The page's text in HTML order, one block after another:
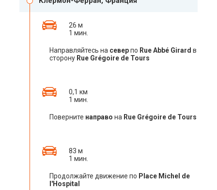
26 м
1 мин.
Направляйтесь на северпо Rue Abbé Girard в
сторону Rue Grégoire de Tours
0,1 км
1 мин.
Поверните направо на Rue Grégoire de Tours
83 м
1 мин.
Продолжайте движение по Place Michel de
l'Hospital